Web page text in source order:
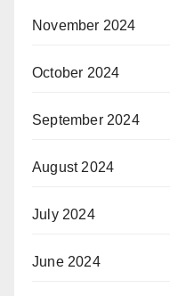
November 2024
October 2024
September 2024
August 2024
July 2024
June 2024